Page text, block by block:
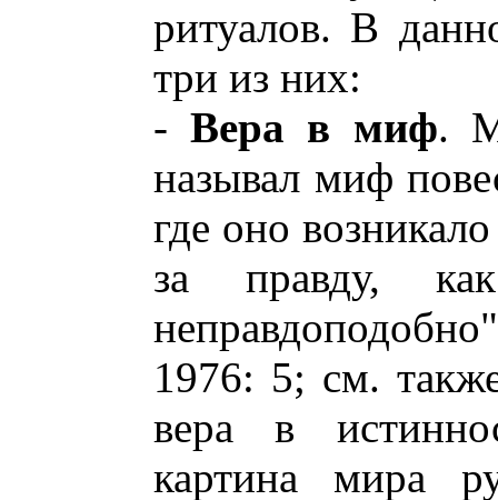
ритуалов. В
три из них:
-Вера в миф.
называл миф
где оно
за правду,
1976: 5; см.
вера в
картина мира